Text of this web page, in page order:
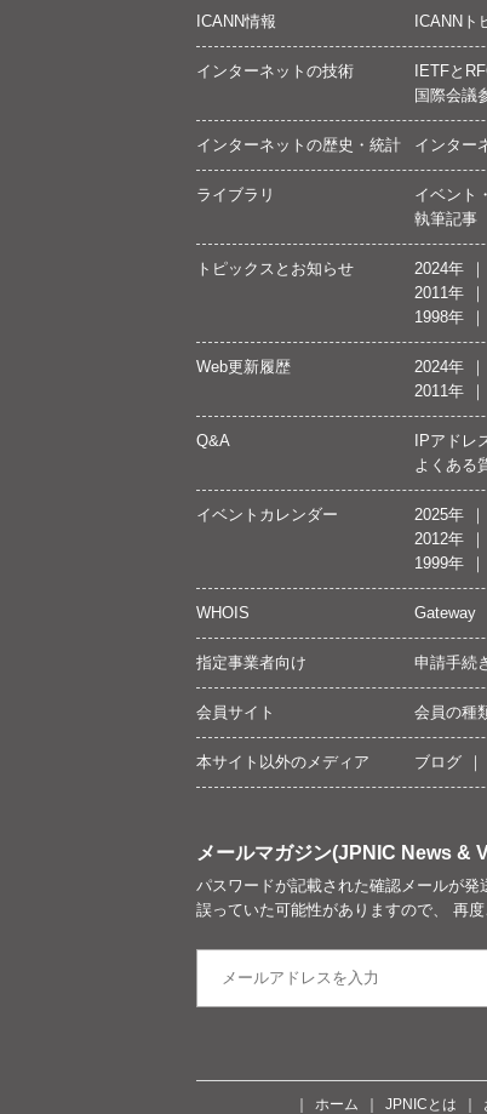
ICANN情報 ICANNト
インターネットの技術 IETFと
国際会議
インターネットの歴史・統計 インター
ライブラリ イベント
執筆記事
トピックスとお知らせ 2024年
2011年
1998年
Web更新履歴 2024年
2011年
Q&A IPアドレ
よくある
イベントカレンダー 2025年
2012年
1999年
WHOIS Gateway
指定事業者向け 申請手続
会員サイト 会員の種
本サイト以外のメディア ブログ
メールマガジン(JPNIC News &
パスワードが記載された確認メールが
誤っていた可能性がありますので、 再
ホーム JPNICとは